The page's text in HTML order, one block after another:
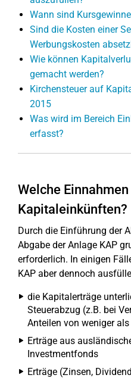
Wann sind
Sind die Kosten einer
Werbungskosten
Wie können
gemacht werden?
Kirchensteuer auf
2015
Was wird im Bereich
erfasst?
Welche
Kapitaleinkünften?
Durch die Einführung der
Abgabe der Anlage KAP
erforderlich. In einigen
KAP aber dennoch
die Kapitalerträge
Steuerabzug (z.B. bei
Anteilen von weniger
Erträge aus
Investmentfonds
Erträge (Zinsen,